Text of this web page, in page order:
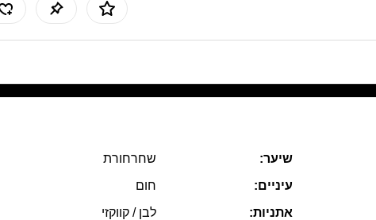
שיער:
שחרחורת
עיניים:
חום
אתניות:
לבן / קווקזי